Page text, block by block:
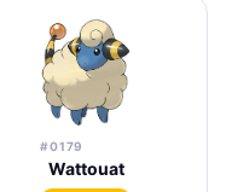
#0179
Wattouat